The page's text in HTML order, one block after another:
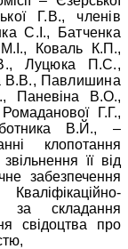
Г.В., членів
С.І., Батченка
Коваль К.П.,
Луцюка П.С.,
В.В., Павлишина
Паневіна В.О.,
Г.Г.,
В.Й., –
клопотання
її від
забезпечення
за складання
свідоцтва про